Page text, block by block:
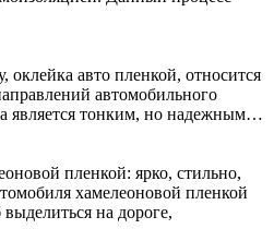
авто пленкой, относится
автомобильного
является тонким, но надежным…
пленкой: ярко, стильно,
хамелеоновой пленкой
на дороге,